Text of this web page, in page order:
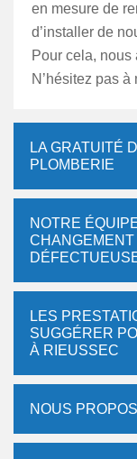
en mesure de
d’installer de
Pour cela,
N’hésitez pas à
LA GRATUITÉ
PLOMBERIE
NOTRE
CHANGEMENT
LES
SUGGÉRER
À RIEUSSEC
NOUS